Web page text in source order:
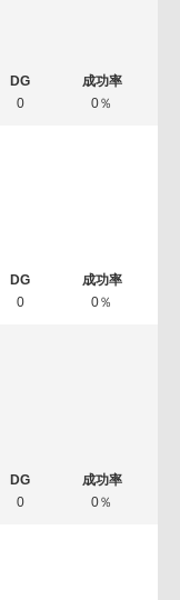
0 0％
0 0％
0 0％